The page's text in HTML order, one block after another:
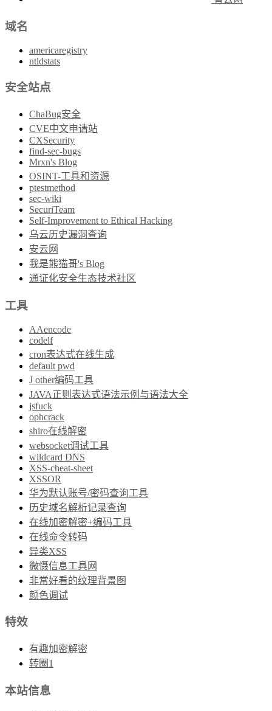
域名
americaregistry
ntldstats
安全站点
ChaBug安全
CVE中文申请站
CXSecurity
find-sec-bugs
Mrxn's Blog
OSINT-工具和资源
ptestmethod
sec-wiki
SecuriTeam
Self-Improvement to Ethical Hacking
乌云历史漏洞查询
安云网
我是熊猫哥's Blog
通证化安全生态技术社区
工具
AAencode
codelf
cron表达式在线生成
default pwd
J other编码工具
JAVA正则表达式语法示例与语法大全
jsfuck
ophcrack
shiro在线解密
websocket调试工具
wildcard DNS
XSS-cheat-sheet
XSSOR
华为默认账号/密码查询工具
历史域名解析记录查询
在线加密解密+编码工具
在线命令转码
异类XSS
微慑信息工具网
非常好看的纹理背景图
颜色调试
特效
有趣加密解密
转圈1
本站信息